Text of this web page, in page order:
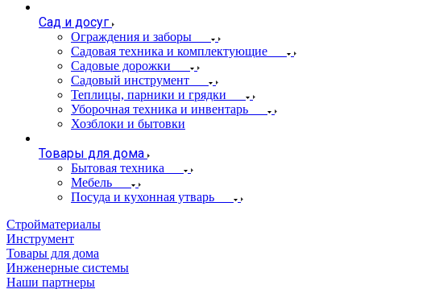
Сад и досуг
Ограждения и заборы
Садовая техника и комплектующие
Садовые дорожки
Садовый инструмент
Теплицы, парники и грядки
Уборочная техника и инвентарь
Хозблоки и бытовки
Товары для дома
Бытовая техника
Мебель
Посуда и кухонная утварь
Стройматериалы
Инструмент
Товары для дома
Инженерные системы
Наши партнеры